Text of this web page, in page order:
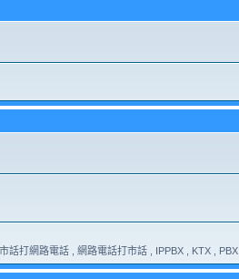
話打網路電話 , 網路電話打市話 , IPPBX , KTX , PBX